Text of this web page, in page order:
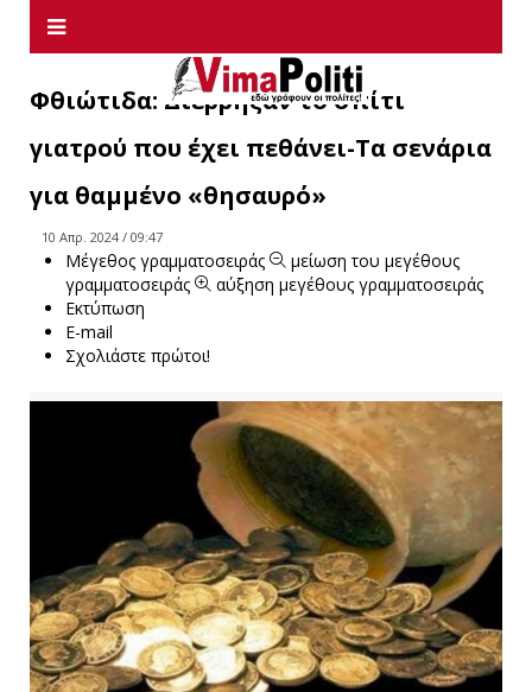
Φθιώτιδα: Διέρρηξαν το σπίτι
γιατρού που έχει πεθάνει-Tα σενάρια
για θαμμένο «θησαυρό»
10 Απρ. 2024 / 09:47
Μέγεθος γραμματοσειράς
μείωση του μεγέθους
γραμματοσειράς
αύξηση μεγέθους γραμματοσειράς
Εκτύπωση
E-mail
Σχολιάστε πρώτοι!